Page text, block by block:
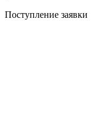
Поступление заявки